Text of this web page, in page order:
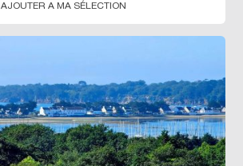
AJOUTER A MA SÉLECTION